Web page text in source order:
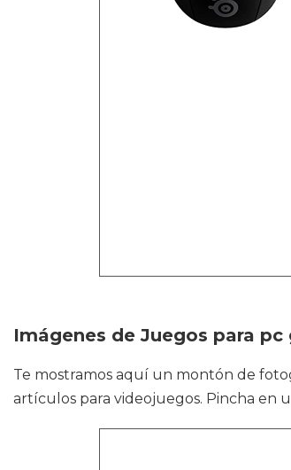
Imágenes de Juegos para
Te mostramos aquí un montón de
artículos para videojuegos. Pincha en